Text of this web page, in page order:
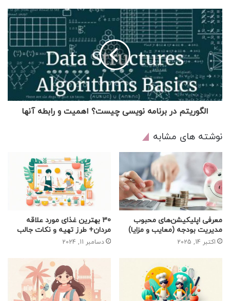
الگوریتم‌ در برنامه نویسی چیست؟ اهمیت و رابطه آنها
نوشته های مشابه
معرفی اپلیکیشن‌های محبوب
مدیریت بودجه (معایب و مزایا)
اکتبر 14, 2025
30 بهترین غذای مورد علاقه
مردان+ طرز تهیه و نکات جالب
دسامبر 11, 2024